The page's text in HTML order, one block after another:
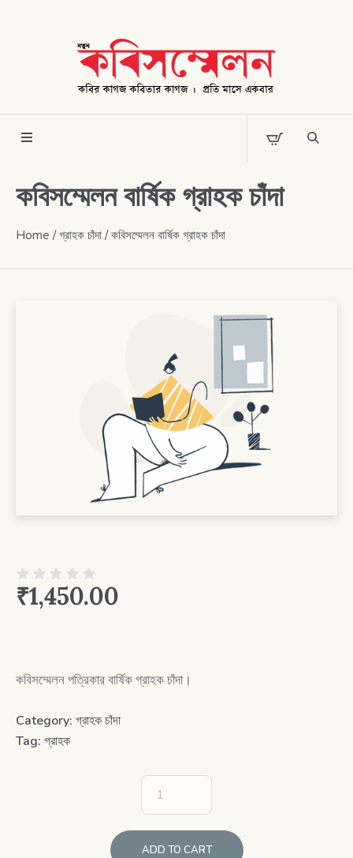
কবিসম্মেলন বার্ষিক গ্রাহক চাঁদা
Home /গ্রাহক চাঁদা / কবিসম্মেলন বার্ষিক গ্রাহক চাঁদা
₹1,450.00
কবিসম্মেলন পত্রিকার বার্ষিক গ্রাহক চাঁদা।
Category: গ্রাহক চাঁদা
Tag: গ্রাহক
ADD TO CART